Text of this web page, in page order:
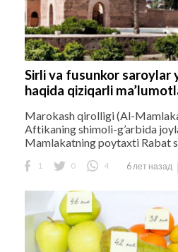
Sirli va fusunkor saroylar
haqida qiziqarli
Marokash qirolligi (Al-
Aftikaning shimoli-g’arbida
Mamlakatning poytaxti Rabat
1 0 4 6 лет назад